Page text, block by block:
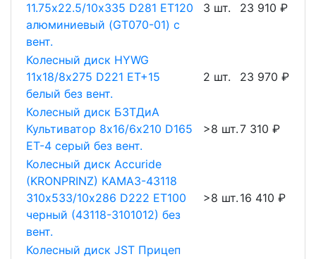
11.75х22.5/10х335 D281 ET120
алюминиевый (GT070-01) с
вент.
3 шт. 23 910 ₽
Колесный диск HYWG
11х18/8х275 D221 ET+15
белый без вент.
2 шт. 23 970 ₽
Колесный диск БЗТДиА
Культиватор 8х16/6х210 D165
ET-4 серый без вент.
>8 шт.7 310 ₽
Колесный диск Accuride
(KRONPRINZ) КАМАЗ-43118
310х533/10х286 D222 ET100
черный (43118-3101012) без
вент.
>8 шт. 16 410 ₽
Колесный диск JST Прицеп